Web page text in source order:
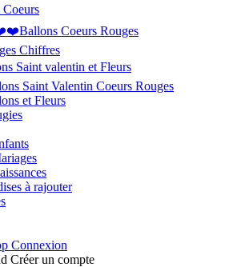
Coeurs Rouges
Chiffres
Saint valentin et Fleurs
Saint Valentin Coeurs Rouges
et Fleurs
à rajouter
Connexion
Créer un compte